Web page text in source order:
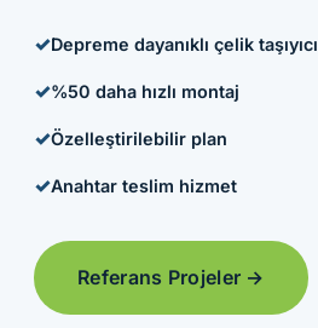
Depreme dayanıklı çelik taşıyıcı
%50 daha hızlı montaj
Özelleştirilebilir plan
Anahtar teslim hizmet
Referans Projeler →